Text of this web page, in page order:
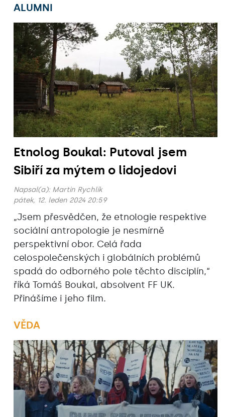
ALUMNI
Etnolog Boukal: Putoval jsem
Sibiří za mýtem o lidojedovi
Napsal(a): Martin Rychlík
pátek, 12. leden 2024 20:59
„Jsem přesvědčen, že etnologie respektive
sociální antropologie je nesmírně
perspektivní obor. Celá řada
celospolečenských i globálních problémů
spadá do odborného pole těchto disciplín,“
říká Tomáš Boukal, absolvent FF UK.
Přinášíme i jeho film.
VĚDA